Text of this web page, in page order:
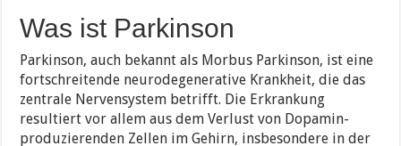
Was ist Parkinson
Parkinson, auch bekannt als Morbus Parkinson, ist eine
fortschreitende neurodegenerative Krankheit, die das
zentrale Nervensystem betrifft. Die Erkrankung
resultiert vor allem aus dem Verlust von Dopamin-
produzierenden Zellen im Gehirn, insbesondere in der